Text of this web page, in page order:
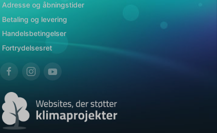
Adresse og åbningstider
Betaling og levering
Handelsbetingelser
Fortrydelsesret